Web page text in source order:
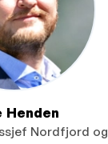
Henden
Nordfjord og